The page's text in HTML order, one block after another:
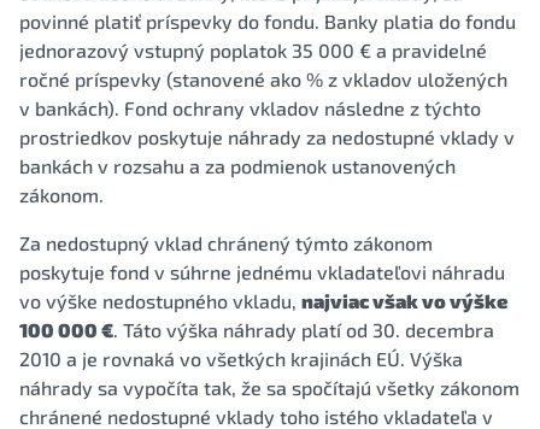
povinné platiť príspevky do fondu. Banky platia do fondu
jednorazový vstupný poplatok 35 000 € a pravidelné
ročné príspevky (stanovené ako % z vkladov uložených
v bankách). Fond ochrany vkladov následne z týchto
prostriedkov poskytuje náhrady za nedostupné vklady v
bankách v rozsahu a za podmienok ustanovených
zákonom.
Za nedostupný vklad chránený týmto zákonom
poskytuje fond v súhrne jednému vkladateľovi náhradu
vo výške nedostupného vkladu, najviac však vo výške
100 000 €. Táto výška náhrady platí od 30. decembra
2010 a je rovnaká vo všetkých krajinách EÚ. Výška
náhrady sa vypočíta tak, že sa spočítajú všetky zákonom
chránené nedostupné vklady toho istého vkladateľa v